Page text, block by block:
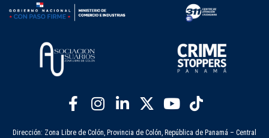
Dirección: Zona Libre de Colón, Provincia de Colón, República de Panamá – Central